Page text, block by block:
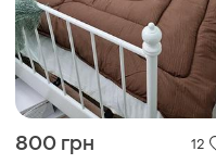
800 грн 12